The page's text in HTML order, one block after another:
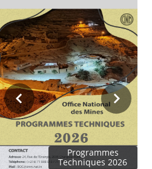
Rapport d'activités
2024